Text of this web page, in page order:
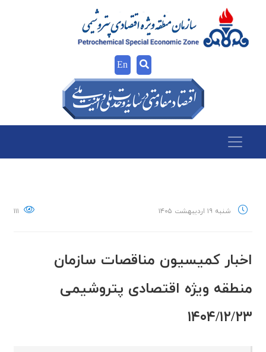
En
شنبه ۱۹ اردیبهشت ۱۴۰۵ ۱۱۱
اخبار كميسيون مناقصات سازمان
منطقه ويژه اقتصادی پتروشيمی
۱۴۰۴/۱۲/۲۳